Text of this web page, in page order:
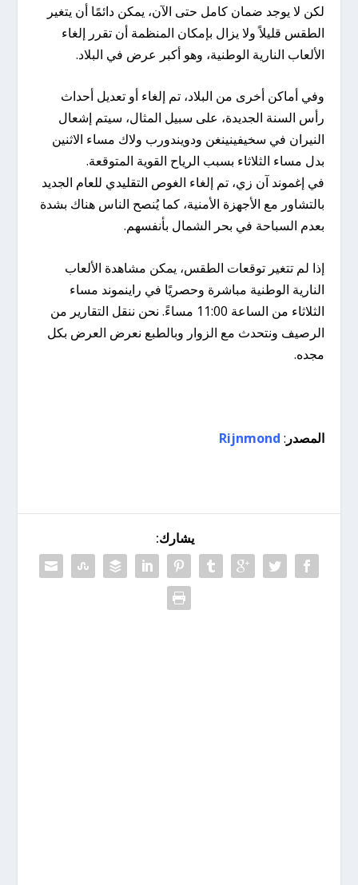
لكن لا يوجد ضمان كامل حتى الآن، يمكن دائمًا أن يتغير
الطقس قليلاً ولا يزال بإمكان المنظمة أن تقرر إلغاء
الألعاب النارية الوطنية، وهو أكبر عرض في البلاد.
وفي أماكن أخرى من البلاد، تم إلغاء أو تعديل أحداث
رأس السنة الجديدة، على سبيل المثال، سيتم إشعال
النيران في سخيفينينغن ودويندورب ولاك مساء الاثنين
بدل مساء الثلاثاء بسبب الرياح القوية المتوقعة.
في إغموند آن زي، تم إلغاء الغوص التقليدي للعام الجديد
بالتشاور مع الأجهزة الأمنية، كما يُنصح الناس هناك بشدة
بعدم السباحة في بحر الشمال بأنفسهم.
إذا لم تتغير توقعات الطقس، يمكن مشاهدة الألعاب
النارية الوطنية مباشرة وحصريًا في راينموند مساء
الثلاثاء من الساعة 11:00 مساءً. نحن ننقل التقارير من
الرصيف ونتحدث مع الزوار وبالطبع نعرض العرض بكل
مجده.
المصدر :
Rijnmond
يشارك: